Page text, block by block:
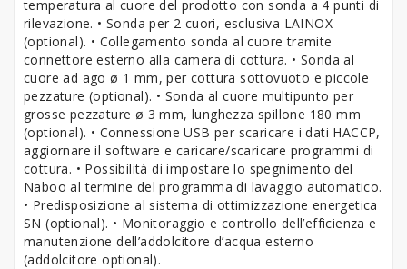
temperatura al cuore del prodotto con sonda a 4 punti di
rilevazione. • Sonda per 2 cuori, esclusiva LAINOX
(optional). • Collegamento sonda al cuore tramite
connettore esterno alla camera di cottura. • Sonda al
cuore ad ago ø 1 mm, per cottura sottovuoto e piccole
pezzature (optional). • Sonda al cuore multipunto per
grosse pezzature ø 3 mm, lunghezza spillone 180 mm
(optional). • Connessione USB per scaricare i dati HACCP,
aggiornare il software e caricare/scaricare programmi di
cottura. • Possibilità di impostare lo spegnimento del
Naboo al termine del programma di lavaggio automatico.
• Predisposizione al sistema di ottimizzazione energetica
SN (optional). • Monitoraggio e controllo dell’efficienza e
manutenzione dell’addolcitore d’acqua esterno
(addolcitore optional).